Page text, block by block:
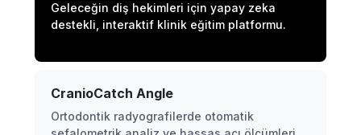
Geleceğin diş hekimleri için yapay zeka
destekli, interaktif klinik eğitim platformu.
CranioCatch Angle
Ortodontik radyografilerde otomatik